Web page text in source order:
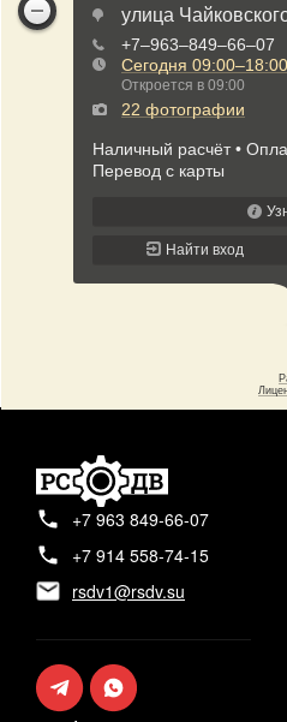
+7 963 849-66-07
+7 914 558-74-15
rsdv1@rsdv.su